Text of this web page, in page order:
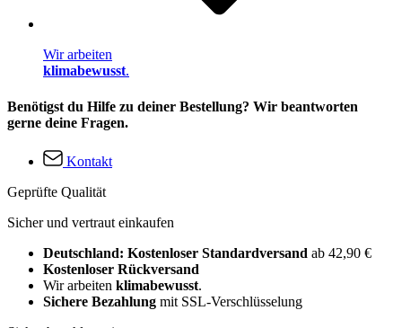
Wir arbeiten
klimabewusst.
Benötigst du Hilfe zu deiner Bestellung? Wir beantworten
gerne deine Fragen.
Kontakt
Geprüfte Qualität
Sicher und vertraut einkaufen
Deutschland: Kostenloser Standardversand ab 42,90 €
Kostenloser Rückversand
Wir arbeiten klimabewusst.
Sichere Bezahlung mit SSL-Verschlüsselung